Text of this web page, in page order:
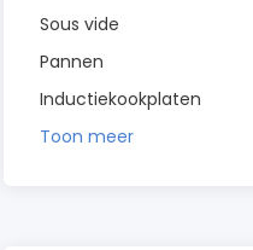
Sous vide
Pannen
Inductiekookplaten
Toon meer